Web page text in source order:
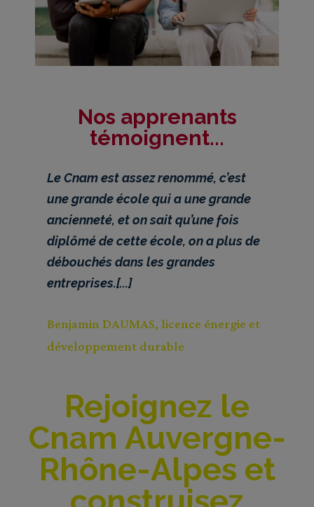
Nos apprenants
témoignent...
Le Cnam est assez renommé, c’est
une grande école qui a une grande
ancienneté, et on sait qu’une fois
diplômé de cette école, on a plus de
débouchés dans les grandes
entreprises.[...]
Benjamin DAUMAS, licence énergie et
développement durable
Rejoignez le
Cnam Auvergne-
Rhône-Alpes et